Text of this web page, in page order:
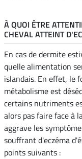
À QUOI ÊTRE
CHEVAL ATTEINT
En cas de dermite
quelle alimentation
islandais. En effet, le
métabolisme est
certains nutriments
alors pas faire face à
aggrave les
souffrant d'eczéma
points suivants :